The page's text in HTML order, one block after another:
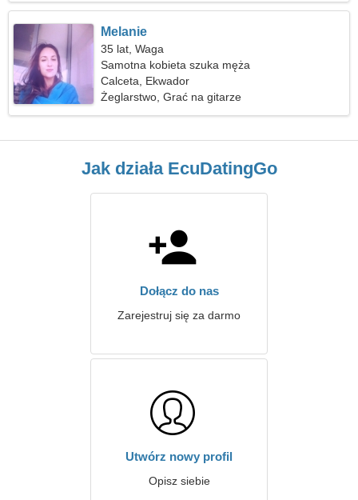
Melanie
35 lat, Waga
Samotna kobieta szuka męża
Calceta, Ekwador
Żeglarstwo, Grać na gitarze
Jak działa EcuDatingGo
Dołącz do nas
Zarejestruj się za darmo
Utwórz nowy profil
Opisz siebie